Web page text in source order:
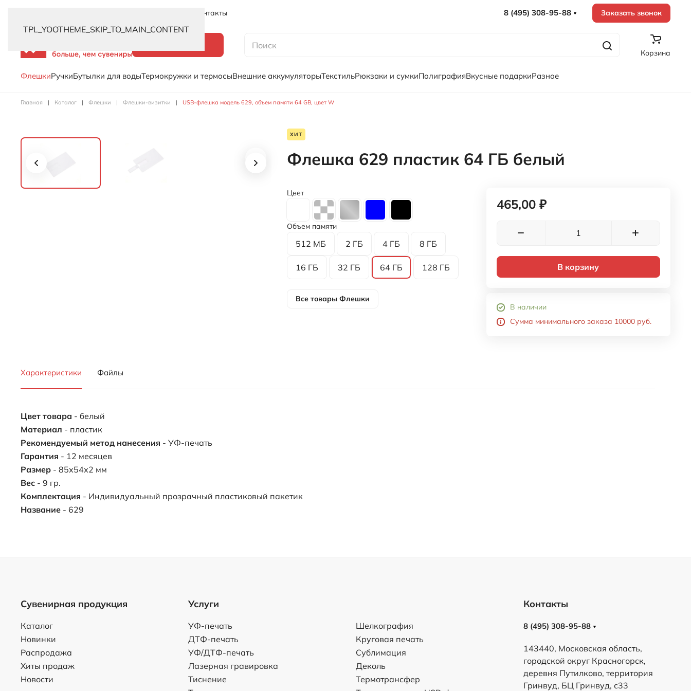
TPL_YOOTHEME_SKIP_TO_MAIN_CONTENT
Контакты 8 (495) 308-95-88 Заказать звонок
Корзина
ФлешкиРучкиБутылки для водыТермокружки и термосыВнешние аккумуляторыТекстильРюкзаки и сумкиПолиграфияВкусные подаркиРазное
Главная Каталог Флешки Флешки-визитки USB-флешка модель 629, объем памяти 64 GB, цвет W
ХИТ
Флешка 629 пластик 64 ГБ белый
Цвет
Объем памяти
512 МБ 2 ГБ 4 ГБ 8 ГБ
16 ГБ 32 ГБ 64 ГБ 128 ГБ
Все товары Флешки
465,00 ₽
В корзину
В наличии
Сумма минимального заказа 10000 руб.
Характеристики Файлы
Цвет товара - белый
Материал - пластик
Рекомендуемый метод нанесения - УФ-печать
Гарантия - 12 месяцев
Размер - 85х54х2 мм
Вес - 9 гр.
Комплектация - Индивидуальный прозрачный пластиковый пакетик
Название - 629
Сувенирная продукция
Каталог
Новинки
Распродажа
Хиты продаж
Новости
Услуги
УФ-печать
ДТФ-печать
УФ/ДТФ-печать
Лазерная гравировка
Тиснение
Шелкография
Круговая печать
Сублимация
Деколь
Термотрансфер
Контакты
8 (495) 308-95-88
143440, Московская область,
городской округ Красногорск,
деревня Путилково, территория
Гринвуд, БЦ Гринвуд, с33